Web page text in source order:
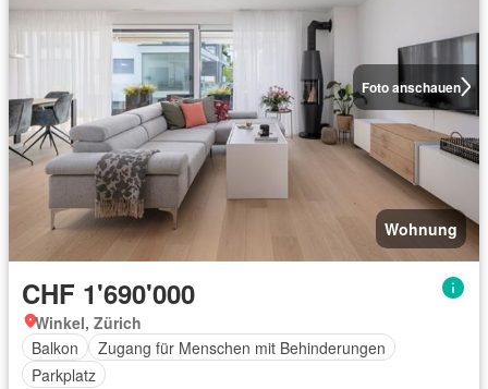
Foto anschauen
Wohnung
CHF 1'690'000
Winkel, Zürich
Balkon
Zugang für Menschen mit Behinderungen
Parkplatz